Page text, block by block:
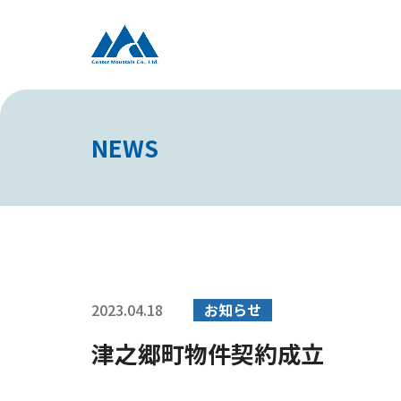
NEWS
2023.04.18 お知らせ
津之郷町物件契約成立